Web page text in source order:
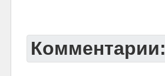
Комментарии: